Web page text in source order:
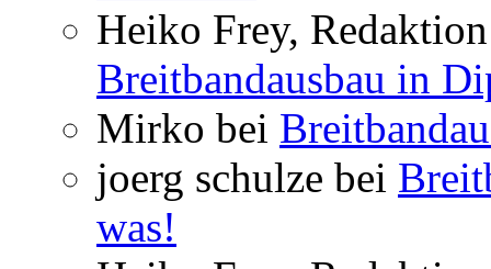
Heiko Frey,
Breitbandausbau in
Mirko bei
joerg schulze bei
was!